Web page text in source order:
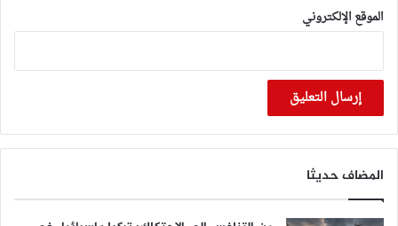
الموقع الإلكتروني
المضاف حديثا